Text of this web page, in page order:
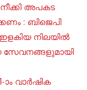
അപകട
: ബിജെപി
നിലയിൽ
ാം വാർഷിക